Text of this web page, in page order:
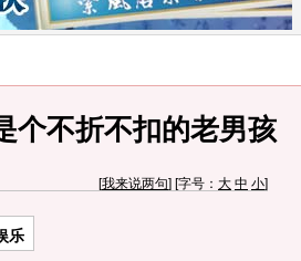
个不折不扣的老男孩
[我来说两句] [字号： 大 中 小]
乐